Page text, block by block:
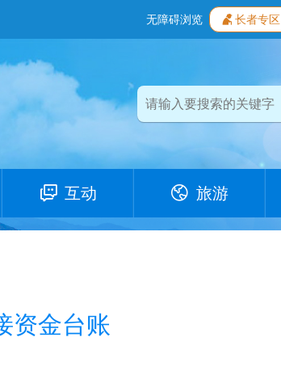
无障碍浏览 长者专区
互动 旅游
资金台账